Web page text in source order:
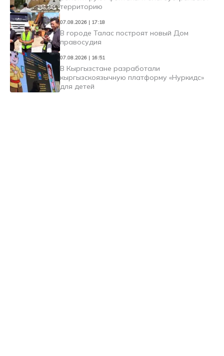
территорию
07.08.2026 | 17:18
В городе Талас построят новый Дом
правосудия
07.08.2026 | 16:51
В Кыргызстане разработали
кыргызскоязычную платформу «Нуркидс»
для детей